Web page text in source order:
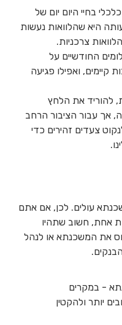
בחיי היום יום של
היא שהלוואות נעשות
צרכניות.
החודשיים על
ואפילו פגיעה
להוריד את הלחץ
אך עבור הציבור הרחב
צעדים זהירים כדי
עולים. לכן, אם אתם
אחת, חשוב שתהיו
את המשכנתא או לנהל
- במקרים
יותר ולהקטין